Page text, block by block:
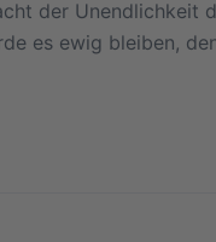
der Unendlichkeit
es ewig bleiben,